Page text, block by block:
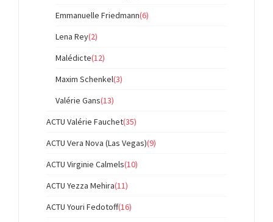
Emmanuelle Friedmann(6)
Lena Rey(2)
Malédicte(12)
Maxim Schenkel(3)
Valérie Gans(13)
ACTU Valérie Fauchet(35)
ACTU Vera Nova (Las Vegas)(9)
ACTU Virginie Calmels(10)
ACTU Yezza Mehira(11)
ACTU Youri Fedotoff(16)